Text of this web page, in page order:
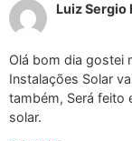
Luiz Sergio
Olá bom dia gostei
Instalações Solar
também, Será feito
solar.